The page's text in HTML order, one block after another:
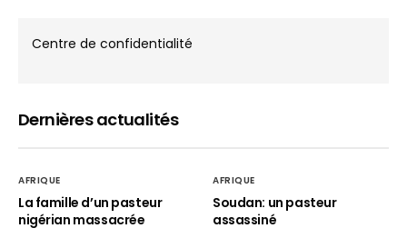
Centre de confidentialité
Dernières actualités
AFRIQUE
La famille d’un pasteur
nigérian massacrée
AFRIQUE
Soudan: un pasteur
assassiné